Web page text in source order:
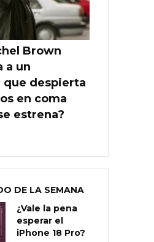
Brown
a un
despierta
en coma
estrena?
DE LA SEMANA
¿Vale la pena
esperar el
iPhone 18 Pro?